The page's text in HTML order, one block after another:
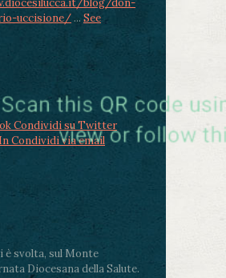
blog/don-
uccisione/... See
Condividi su Twitter
Condividi via email
è svolta, sul Monte
Diocesana della Salute.